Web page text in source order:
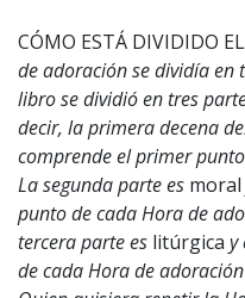
CÓMO ESTÁ DIVIDIDO
de adoración se dividía en
libro se dividió en tres
decir, la primera decena
comprende el primer
La segunda parte es moral
punto de cada Hora de
tercera parte es litúrgica y
de cada Hora de